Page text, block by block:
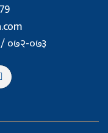
०७२-०७३